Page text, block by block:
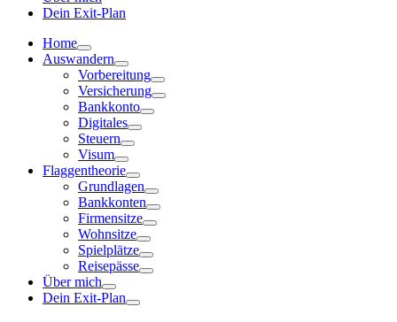
Dein Exit-Plan
Home
Auswandern
Vorbereitung
Versicherung
Bankkonto
Digitales
Steuern
Visum
Flaggentheorie
Grundlagen
Bankkonten
Firmensitze
Wohnsitze
Spielplätze
Reisepässe
Über mich
Dein Exit-Plan